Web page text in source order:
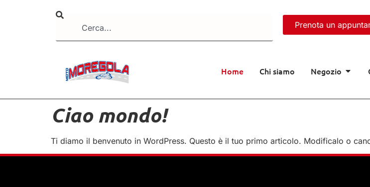
Prenota un
Home Chi siamo Negozio
Ciao mondo!
Ti diamo il benvenuto in WordPress. Questo è il tuo primo articolo. Modificalo o